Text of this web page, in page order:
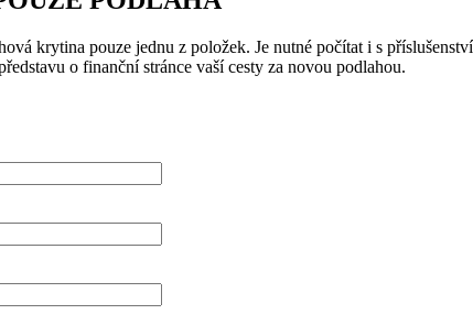
krytina pouze jednu z položek. Je nutné počítat i s
o finanční stránce vaší cesty za novou podlahou.